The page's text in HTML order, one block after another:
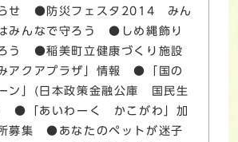
せ ●防災フェスタ2014 みん
みんなで守ろう ●しめ縄飾り
う ●稲美町立健康づくり施設
みアクアプラザ」情報 ●「国の
ン」(日本政策金融公庫 国民生
●「あいわーく かこがわ」加
募集 ●あなたのペットが迷子